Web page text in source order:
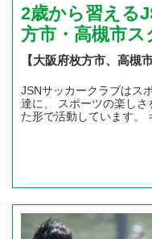
2歳から習える
方市・高槻市ス
【大阪府枚方市、高
JSNサッカークラブはス
達に、 スポーツの楽し
た形で活動しています。